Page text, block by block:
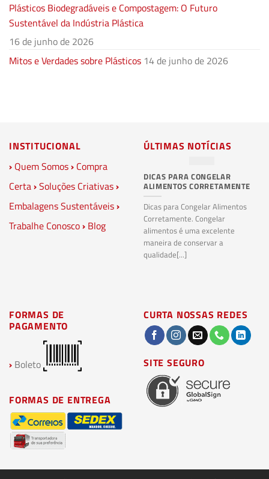
Plásticos Biodegradáveis e Compostagem: O Futuro
Sustentável da Indústria Plástica
16 de junho de 2026
Mitos e Verdades sobre Plásticos 14 de junho de 2026
INSTITUCIONAL
› Quem Somos› Compra
Certa›Soluções Criativas›
Embalagens Sustentáveis›
Trabalhe Conosco› Blog
ÚLTIMAS NOTÍCIAS
DICAS PARA CONGELAR
ALIMENTOS CORRETAMENTE
Dicas para Congelar Alimentos
Corretamente. Congelar
alimentos é uma excelente
maneira de conservar a
qualidade[...]
FORMAS DE
PAGAMENTO
› Boleto
FORMAS DE ENTREGA
CURTA NOSSAS REDES
SITE SEGURO